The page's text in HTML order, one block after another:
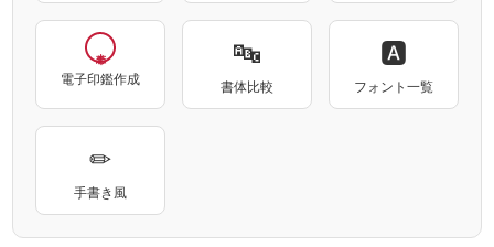
電子印鑑作成
🔤
書体比較
🅰
フォント一覧
✏
手書き風